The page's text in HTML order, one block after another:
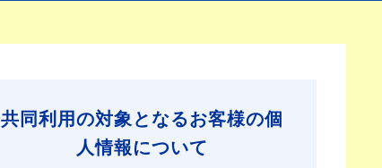
共同利用の対象となるお客様の個
人情報について